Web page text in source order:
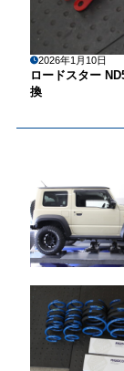
2026年1月10日
ロードスター
換